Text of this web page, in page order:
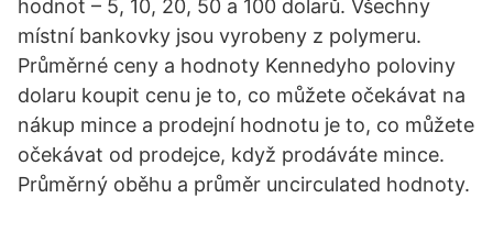
hodnot – 5, 10, 20, 50 a 100 dolarů. Všechny
místní bankovky jsou vyrobeny z polymeru.
Průměrné ceny a hodnoty Kennedyho poloviny
dolaru koupit cenu je to, co můžete očekávat na
nákup mince a prodejní hodnotu je to, co můžete
očekávat od prodejce, když prodáváte mince.
Průměrný oběhu a průměr uncirculated hodnoty.